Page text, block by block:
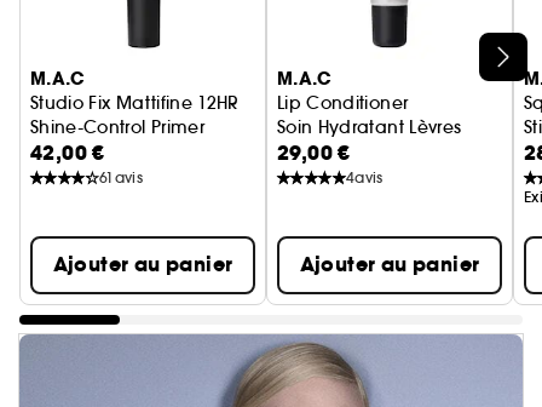
Ignorer le carrousel produits
M.A.C
Studio Fix Mattifine 12HR
Shine-Control Primer
Base Visage Anti-Brillance 12h
42,00 €
61 avis
Ajouter au panier
M.A.C
Lip Conditioner
Soin Hydratant Lèvres
29,00 €
4avis
Ajouter au panier